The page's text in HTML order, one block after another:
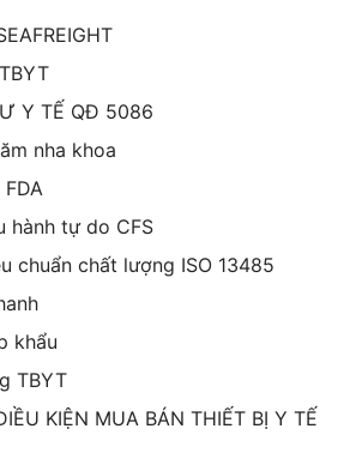
Y TẾ QĐ 5086
nha khoa
hành tự do CFS
chuẩn chất lượng ISO 13485
khẩu
TBYT
KIỆN MUA BÁN THIẾT BỊ Y TẾ